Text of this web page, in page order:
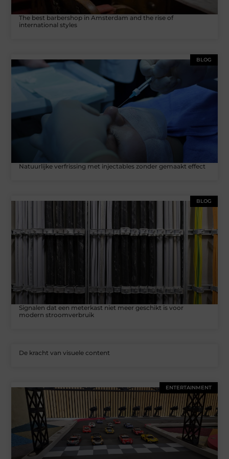
The best barbershop in Amsterdam and the rise of
international styles
BLOG
Natuurlijke verfrissing met injectables zonder gemaakt effect
BLOG
Signalen dat een meterkast niet meer geschikt is voor
modern stroomverbruik
De kracht van visuele content
ENTERTAINMENT